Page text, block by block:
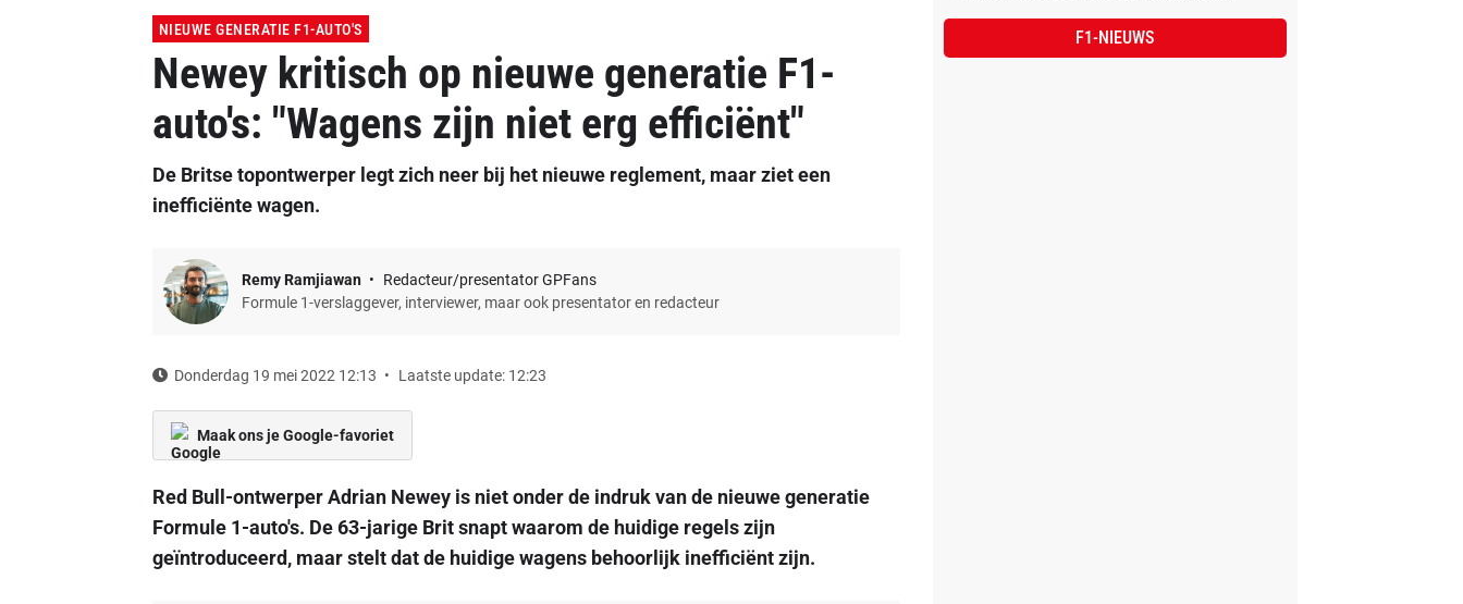
NIEUWE GENERATIE F1-AUTO'S
Newey kritisch op nieuwe generatie F1-
auto's: "Wagens zijn niet erg efficiënt"
De Britse topontwerper legt zich neer bij het nieuwe reglement, maar ziet een
inefficiënte wagen.
Remy Ramjiawan
Redacteur/presentator GPFans
Formule 1-verslaggever, interviewer, maar ook presentator en redacteur
Donderdag 19 mei 2022 12:13 Laatste update: 12:23
Maak ons je Google-favoriet
Red Bull-ontwerper Adrian Newey is niet onder de indruk van de nieuwe generatie
Formule 1-auto's. De 63-jarige Brit snapt waarom de huidige regels zijn
geïntroduceerd, maar stelt dat de huidige wagens behoorlijk inefficiënt zijn.
F1-NIEUWS